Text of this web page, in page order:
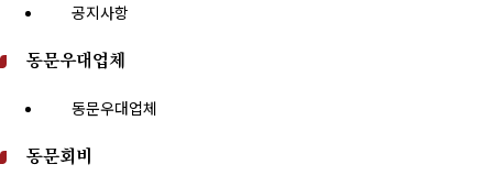
공지사항
동문우대업체
동문우대업체
동문회비